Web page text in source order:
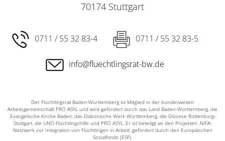
70174 Stuttgart
0711 / 55 32 83-4 0711 / 55 32 83-5
info@fluechtlingsrat-bw.de
Der Flüchtlingsrat Baden-Württemberg ist Mitglied in der bundesweiten
Arbeitsgemeinschaft PRO ASYL und wird gefördert durch das Land Baden-Württemberg, die
Evangelische Kirche Baden, das Diakonische Werk Württemberg, die Diözese Rottenburg-
Stuttgart, die UNO-Flüchtlingshilfe und PRO ASYL. Er ist beteiligt an den Projekten ‚NIFA-
Netzwerk zur Integration von Flüchtlingen in Arbeit‘, gefördert durch den Europäischen
Sozialfonds (ESF).